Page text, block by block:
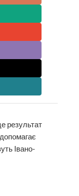
результат
Івано-